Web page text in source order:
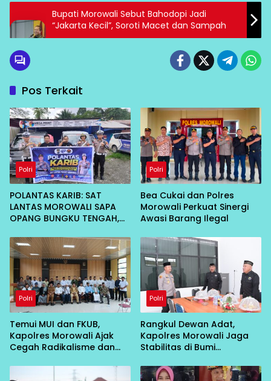
Bupati Morowali Sebut Bahodopi Jadi
“Jakarta Kecil”, Soroti Macet dan Sampah
Pos Terkait
Polri
POLANTAS KARIB: SAT
LANTAS MOROWALI SAPA
OPANG BUNGKU TENGAH,
Polri
Bea Cukai dan Polres
Morowali Perkuat Sinergi
Awasi Barang Ilegal
Polri
Temui MUI dan FKUB,
Kapolres Morowali Ajak
Cegah Radikalisme dan
Polri
Rangkul Dewan Adat,
Kapolres Morowali Jaga
Stabilitas di Bumi